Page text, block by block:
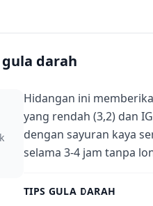
darah
Hidangan ini
yang rendah (3,2) dan
dengan sayuran kaya
selama 3-4 jam tanpa
TIPS GULA DARAH